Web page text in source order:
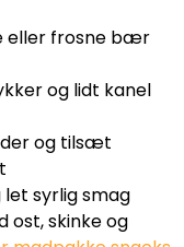
eller frosne bær
og lidt kanel
og tilsæt
syrlig smag
ost, skinke og